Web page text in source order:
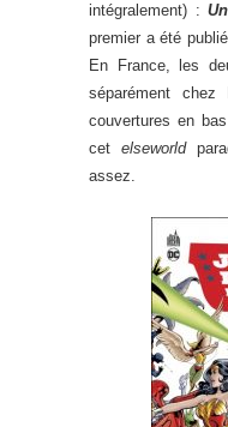
intégralement) :
premier a été
En France, les
séparément
couvertures en
cetelseworld
assez.